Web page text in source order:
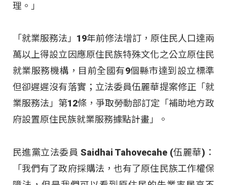
理。」
「就業服務法」19年前修法增訂，原住民人口達兩
萬以上得設立因應原住民族特殊文化之公立原住民
就業服務機構，目前全國有9個縣市達到設立標準
但卻遲遲沒有落實；立法委員伍麗華提案修正「就
業服務法」第12條，爭取勞動部訂定「補助地方政
府設置原住民族就業服務據點計畫」。
民進黨立法委員 Saidhai Tahovecahe (伍麗華)：
「我們有了政府採購法，也有了原住民族工作權保